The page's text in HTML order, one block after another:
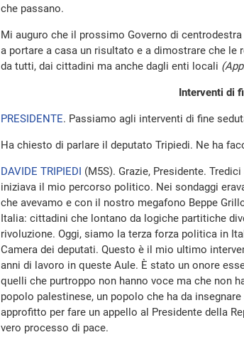
che passano.
Mi auguro che il prossimo Governo di
a portare a casa un risultato e a dimostrare che
da tutti, dai cittadini ma anche dagli enti locali
Interventi di
PRESIDENTE. Passiamo agli interventi di fine
Ha chiesto di parlare il deputato Tripiedi. Ne ha
DAVIDE TRIPIEDI (M5S). Grazie, Presidente.
iniziava il mio percorso politico. Nei sondaggi
che avevamo e con il nostro megafono Beppe
Italia: cittadini che lontano da logiche partitiche
rivoluzione. Oggi, siamo la terza forza politica in
Camera dei deputati. Questo è il mio ultimo
anni di lavoro in queste Aule. È stato un onore
quelli che purtroppo non hanno voce ma che non
popolo palestinese, un popolo che ha da
approfitto per fare un appello al Presidente della
vero processo di pace.